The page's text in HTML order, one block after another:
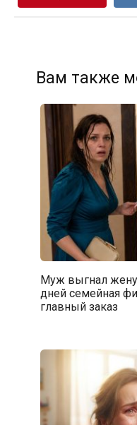
Вам также
Муж выгнал жену
дней семейная
главный заказ